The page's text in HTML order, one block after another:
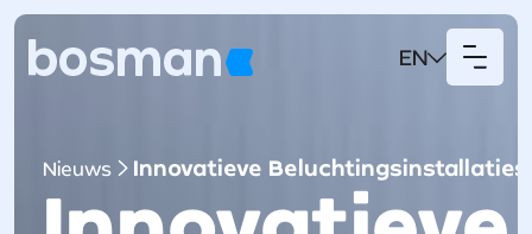
Nieuws Innovatieve Beluchtingsinstallaties
EN